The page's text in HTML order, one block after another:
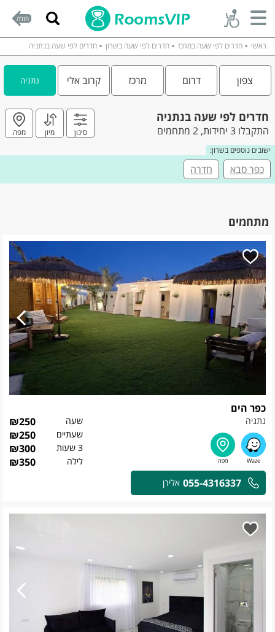
חזרה
ראשי חדרים לפי שעה במרכז חדרים לפי שעה בשרון חדרים לפי שעה בנתניה
צפון דרום מרכז קרוב אלי נתניה
חדרים לפי שעה בנתניה
התקבלו 3 יחידות, 2 מתחמים סינון מיון
מפה
ישובים נוספים בשרון:
כפר סבא חדרה
מתחמים
כפר הים
נתניה שעה ₪250
שעתיים ₪250
3 שעות ₪300
לילה ₪350
055-4316337 אלירן